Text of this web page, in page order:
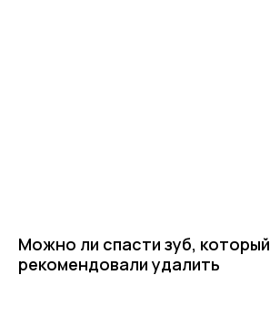
Можно ли спасти зуб, который
рекомендовали удалить